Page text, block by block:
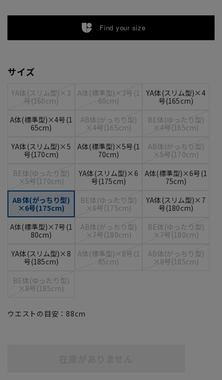
Find your size
サイズ
YA体(スリム型)×3
号(160cm)
A体(標準型)×3号(1
60cm)
YA体(スリム型)×4
号(165cm)
A体(標準型)×4号(1
65cm)
AB体(がっちり型)
×4号(165cm)
BE体(ゆったり型)
×4号(165cm)
YA体(スリム型)×5
号(170cm)
A体(標準型)×5号(1
70cm)
AB体(がっちり型)
×5号(170cm)
BE体(ゆったり型)
×5号(170cm)
YA体(スリム型)×6
号(175cm)
A体(標準型)×6号(1
75cm)
AB体(がっちり型)
×6号(175cm)
BE体(ゆったり型)
×6号(175cm)
YA体(スリム型)×7
号(180cm)
A体(標準型)×7号(1
80cm)
AB体(がっちり型)
×7号(180cm)
BE体(ゆったり型)
×7号(180cm)
YA体(スリム型)×8
号(185cm)
A体(標準型)×8号(1
85cm)
AB体(がっちり型)
×8号(185cm)
BE体(ゆったり型)
×8号(185cm)
ウエストの目安： 88cm